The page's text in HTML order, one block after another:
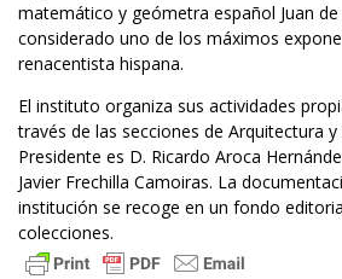
matemático y geómetra español Juan
considerado uno de los máximos
renacentista hispana.
El instituto organiza sus actividades
través de las secciones de Arquitectura y
Presidente es D. Ricardo Aroca
Javier Frechilla Camoiras. La
institución se recoge en un fondo
colecciones.